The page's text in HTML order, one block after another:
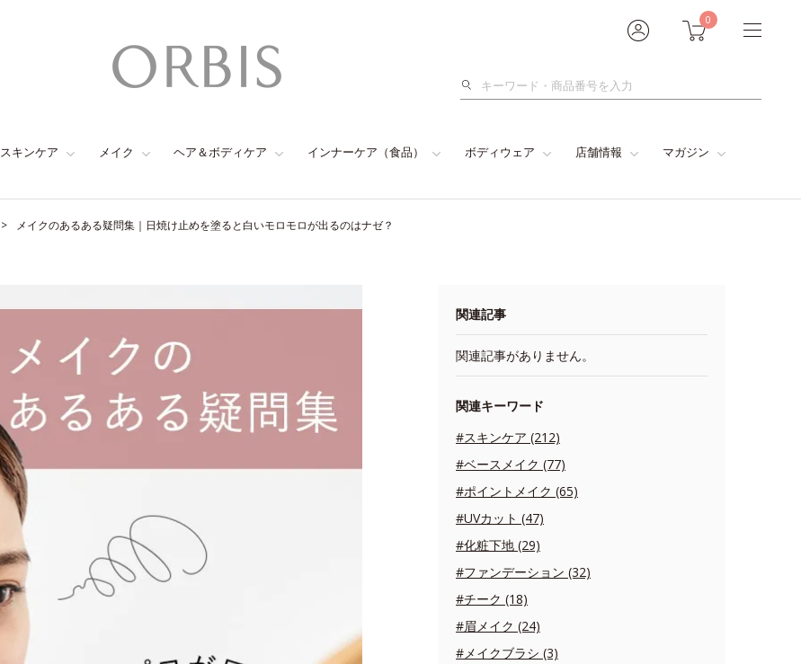
0
検
スキンケア メイク ヘア＆ボディケア インナーケア（食品） ボディウェア 店舗情報 マガジン
メイクのあるある疑問集｜日焼け止めを塗ると白いモロモロが出るのはナゼ？
関連記事
関連記事がありません。
関連キーワード
#スキンケア (212)
#ベースメイク (77)
#ポイントメイク (65)
#UVカット (47)
#化粧下地 (29)
#ファンデーション (32)
#チーク (18)
#眉メイク (24)
#メイクブラシ (3)